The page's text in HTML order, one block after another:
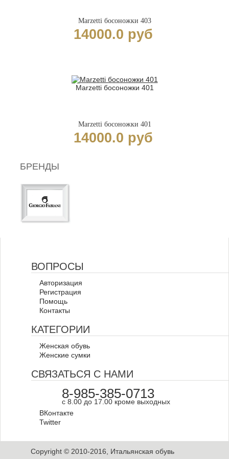
Marzetti босоножки 403
14000.0 руб
Marzetti босоножки 401
Marzetti босоножки 401
14000.0 руб
БРЕНДЫ
ВОПРОСЫ
Авторизация
Регистрация
Помощь
Контакты
КАТЕГОРИИ
Женская обувь
Женские сумки
СВЯЗАТЬСЯ С НАМИ
8-985-385-0713
с 8.00 до 17.00 кроме выходных
ВКонтакте
Twitter
Copyright © 2010-2016, Итальянская обувь